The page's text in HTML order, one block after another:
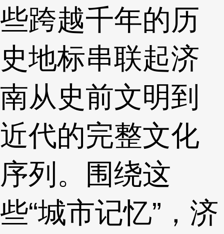
些跨越千年的历
史地标串联起济
南从史前文明到
近代的完整文化
序列。围绕这
些“城市记忆”，济